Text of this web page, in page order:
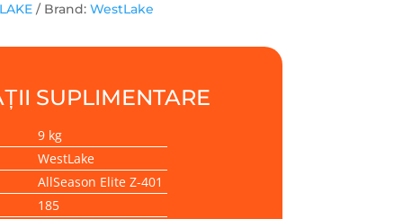
Brand: WestLake
SUPLIMENTARE
9 kg
WestLake
AllSeason Elite Z-401
185